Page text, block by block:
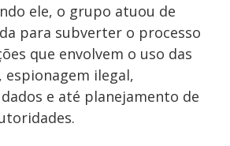
ele, o grupo atuou de
para subverter o processo
que envolvem o uso das
espionagem ilegal,
e até planejamento de